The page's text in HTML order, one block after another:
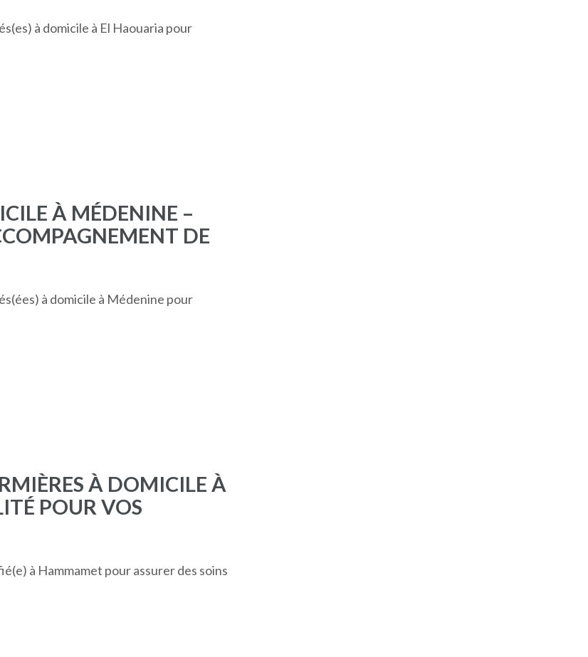
à domicile à El Haouaria pour
À MÉDENINE –
DE
à domicile à Médenine pour
À DOMICILE À
POUR VOS
à Hammamet pour assurer des soins